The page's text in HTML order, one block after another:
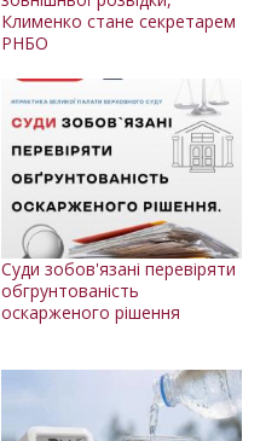
Клименко стане секретарем
РНБО
Суди зобов'язані перевіряти
обгрунтованість
оскарженого рішення